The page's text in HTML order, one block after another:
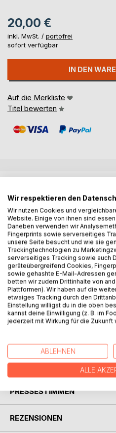
20,00 €
inkl. MwSt. / portofrei
sofort verfügbar
IN DEN
Auf die Merkliste
Titel bewerten
Acta Periodica Duellatorum
international, and peer-
Historical European Martial
field of research has
notably History, Anthropology,
History, History of Science
Sport Sciences, etc.
APD was founded in 2013 and
year from 2016 onwards. APD
based in Switzerland. It is
donators/partners and by its
published electronically
AUTOR/IN
PRESSESTIMMEN
REZENSIONEN
Wir respektieren den
Wir nutzen Cookies und
Website. Einige von ihnen sind
Daneben verwenden wir
Fingerprints sowie serverseitiges
unsere Seite besucht und wie sie
Trackingtechnologien zu
serverseitiges Tracking sowie auch
geräteübergreifend Cookies,
sowie gehashte E-Mail-Adressen
betten wir zudem Drittinhalte von
Plattformen). Wir haben auf die
etwaiges Tracking durch den
Einstellung willigst du in die oben
kannst deine Einwilligung (z. B. im
jederzeit mit Wirkung für die Zukunft
ABLEHNEN
ALLE